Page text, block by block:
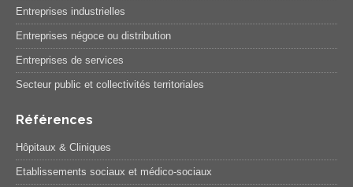
Entreprises industrielles
Entreprises négoce ou distribution
Entreprises de services
Secteur public et collectivités territoriales
Références
Hôpitaux & Cliniques
Etablissements sociaux et médico-sociaux